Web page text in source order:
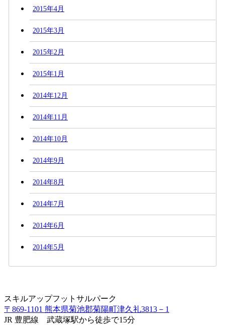
2015年4月
2015年3月
2015年2月
2015年1月
2014年12月
2014年11月
2014年10月
2014年9月
2014年8月
2014年7月
2014年6月
2014年5月
スキルアップフットサルパーク
〒869-1101 熊本県菊池郡菊陽町津久礼3813－1
JR 豊肥線 武蔵塚駅から徒歩で15分